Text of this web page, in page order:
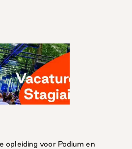
opleiding voor Podium en